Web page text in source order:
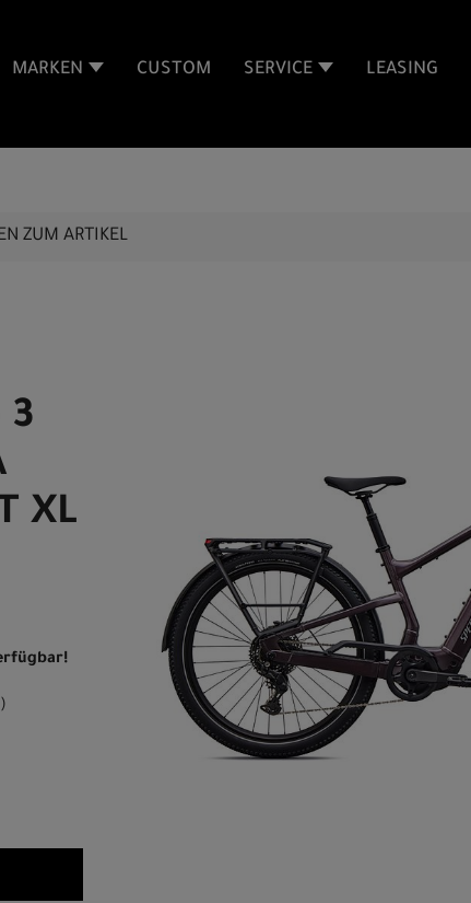
MARKEN CUSTOM SERVICE LEASING
ZUM ARTIKEL
3
XL
)